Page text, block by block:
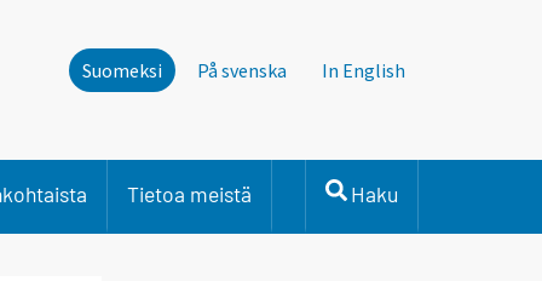
Suomeksi På svenska In English
Tietoa meistä Haku